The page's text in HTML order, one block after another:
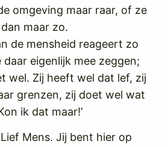
omgeving maar raar, of ze
maar zo.
de mensheid reageert zo
eigenlijk mee zeggen;
wel. Zij heeft wel dat lef, zij
grenzen, zij doet wel wat
ik dat maar!’
Mens. Jij bent hier op